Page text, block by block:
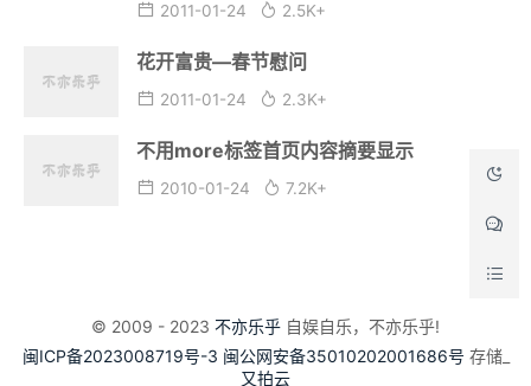
2011-01-24 2.5K+
花开富贵—春节慰问
2011-01-24 2.3K+
不用more标签首页内容摘要显示
2010-01-24 7.2K+
© 2009 - 2023 不亦乐乎 自娱自乐，不亦乐乎!
闽ICP备2023008719号-3 闽公网安备35010202001686号 存储_
又拍云